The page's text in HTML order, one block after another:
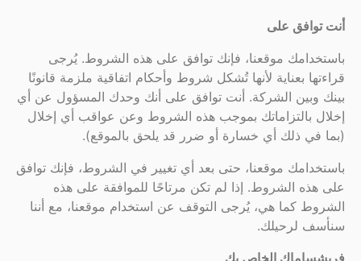
أنت توافق على
باستخدامك موقعنا، فإنك توافق على هذه الشروط. يُرجى
قراءتها بعناية لأنها تُشكل شروط وأحكام اتفاقية ملزمة قانونًا
بينك وبين الشركة. أنت توافق على أنك وحدك المسؤول عن أي
إخلال بالتزاماتك بموجب هذه الشروط وعن عواقب أي إخلال
(بما في ذلك أي خسارة أو ضرر قد يلحق بالموقع).
باستخدامك موقعنا، حتى بعد أي تغيير في الشروط، فإنك توافق
على هذه الشروط. إذا لم تكن مرتاحًا للموافقة على هذه
الشروط كما هي، يُرجى التوقف عن استخدام موقعنا، مع أننا
سنأسف لرحيلك.
فريشساماك الخاص بك